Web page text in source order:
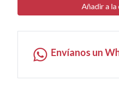
Añadir a la
Envíanos un